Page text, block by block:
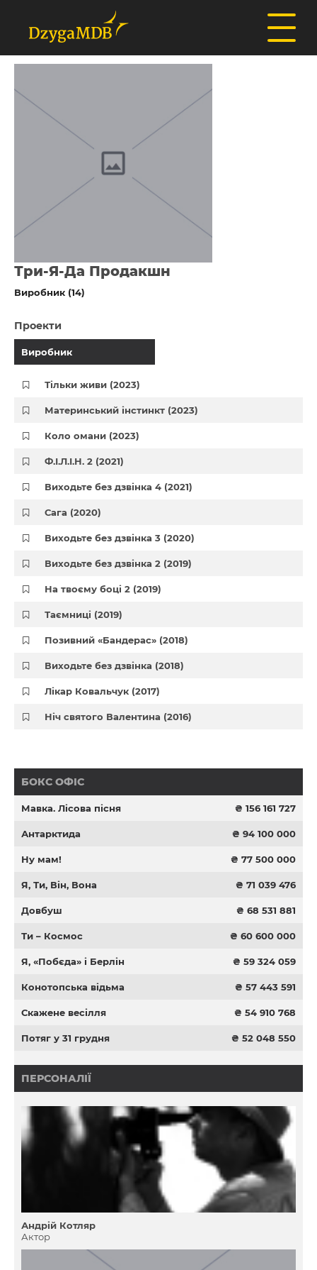
Три-Я-Да Продакшн
Виробник (14)
Проекти
Виробник
Тільки живи (2023)
Материнський інстинкт (2023)
Коло омани (2023)
Ф.І.Л.І.Н. 2 (2021)
Виходьте без дзвінка 4 (2021)
Сага (2020)
Виходьте без дзвінка 3 (2020)
Виходьте без дзвінка 2 (2019)
На твоєму боці 2 (2019)
Таємниці (2019)
Позивний «Бандерас» (2018)
Виходьте без дзвінка (2018)
Лікар Ковальчук (2017)
Ніч святого Валентина (2016)
БОКС ОФІС
Мавка. Лісова пісня ₴ 156 161 727
Антарктида ₴ 94 100 000
Ну мам! ₴ 77 500 000
Я, Ти, Він, Вона ₴ 71 039 476
Довбуш ₴ 68 531 881
Ти – Космос ₴ 60 600 000
Я, «Побєда» і Берлін ₴ 59 324 059
Конотопська відьма ₴ 57 443 591
Скажене весілля ₴ 54 910 768
Потяг у 31 грудня ₴ 52 048 550
ПЕРСОНАЛІЇ
Андрій Котляр
Актор